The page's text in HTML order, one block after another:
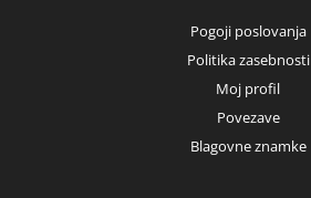
Pogoji poslovanja
Politika zasebnosti
Moj profil
Povezave
Blagovne znamke